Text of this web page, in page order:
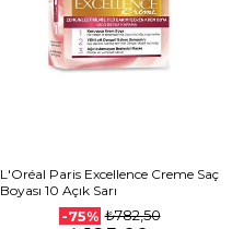
L'Oréal Paris Excellence Creme Saç
Boyası 10 Açık Sarı
-75% ₺782,50